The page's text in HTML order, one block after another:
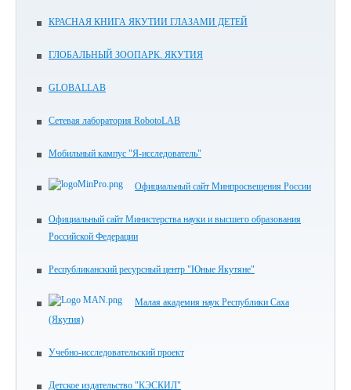
КРАСНАЯ КНИГА ЯКУТИИ ГЛАЗАМИ ДЕТЕЙ
ГЛОБАЛЬНЫЙ ЗООПАРК. ЯКУТИЯ
GLOBALLAB
Сетевая лаборатория RobotoLAB
Мобильный кампус "Я-исследователь"
Официальный сайт Минпросвещения России
Официальный сайт Министерства науки и высшего образования
Российской Федерации
Республиканский ресурсный центр "Юные Якутяне"
Малая академия наук Республики Саха
(Якутия)
Учебно-исследовательский проект
Детское издательство "КЭСКИЛ"